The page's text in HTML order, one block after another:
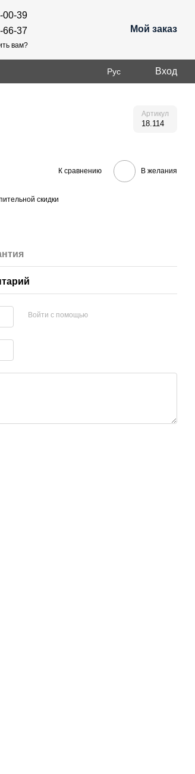
00-39
66-37
вам?
Мой заказ
Рус Вход
Артикул
18.114
К сравнению В желания
скидки
Войти с помощью